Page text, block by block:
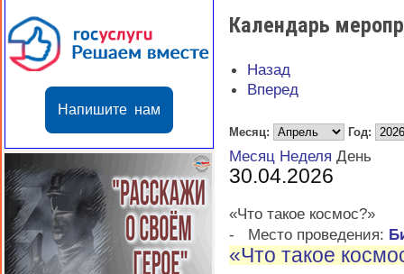
Напишите нам
Календарь
Назад
Вперед
Месяц: Год:
Месяц Неделя День
30.04.2026
«Что такое космос?»
-
Место проведения:
«Что такое